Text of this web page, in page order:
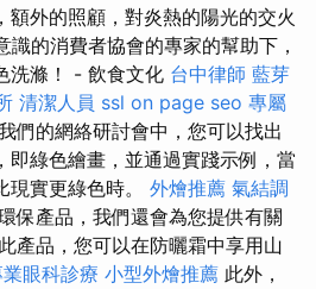
額外的照顧，對炎熱的陽光的交火
識的消費者協會的專家的幫助下，
洗滌！ - 飲食文化 台中律師 藍芽
清潔人員 ssl on page seo 專屬
們的網絡研討會中，您可以找出
即綠色繪畫，並通過實踐示例，當
現實更綠色時。 外燴推薦 氣結調
保產品，我們還會為您提供有關
產品，您可以在防曬霜中享用山
眼科診療 小型外燴推薦 此外，